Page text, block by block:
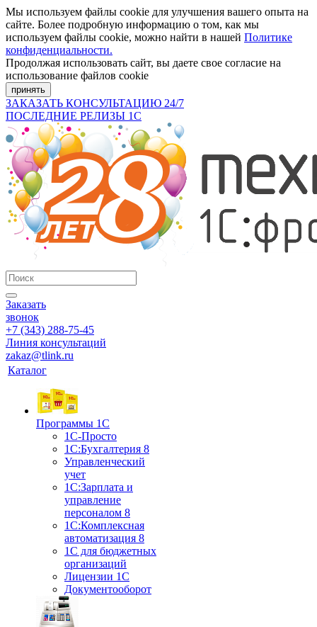
Мы используем файлы cookie для улучшения вашего опыта на
сайте. Более подробную информацию о том, как мы
используем файлы cookie, можно найти в нашей Политике
конфиденциальности.
Продолжая использовать сайт, вы даете свое согласие на
использование файлов cookie
принять
ЗАКАЗАТЬ КОНСУЛЬТАЦИЮ 24/7
ПОСЛЕДНИЕ РЕЛИЗЫ 1С
Заказать
звонок
+7 (343) 288-75-45
Линия консультаций
zakaz@tlink.ru
Каталог
Программы 1С
1С-Просто
1С:Бухгалтерия 8
Управленческий
учет
1С:Зарплата и
управление
персоналом 8
1C:Комплексная
автоматизация 8
1С для бюджетных
организаций
Лицензии 1С
Документооборот